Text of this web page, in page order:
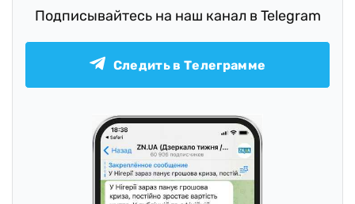
Подписывайтесь на наш канал в Telegram
Следить в Телеграмме